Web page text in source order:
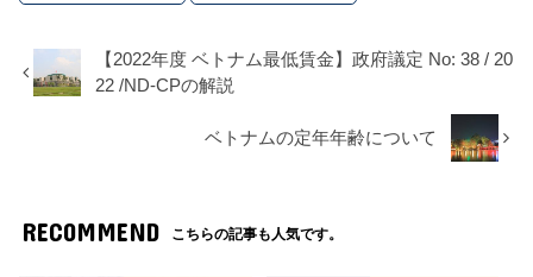
【2022年度 ベトナム最低賃金】政府議定 No: 38 / 20
22 /ND-CPの解説
ベトナムの定年年齢について
RECOMMEND こちらの記事も人気です。